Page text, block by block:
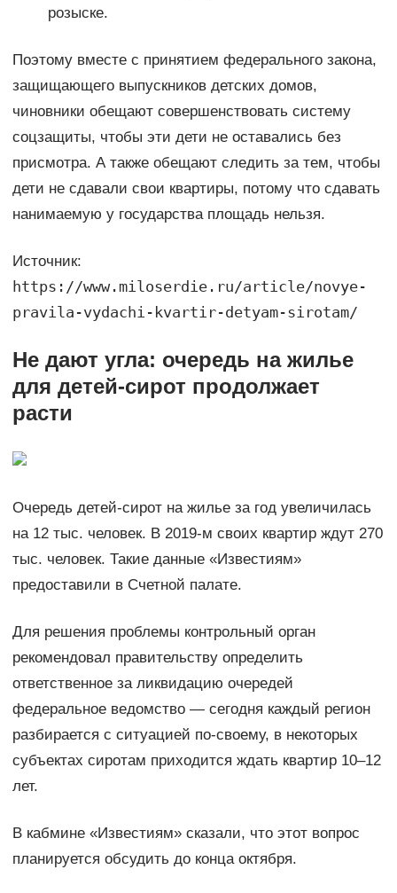
розыске.
Поэтому вместе с принятием федерального закона,
защищающего выпускников детских домов,
чиновники обещают совершенствовать систему
соцзащиты, чтобы эти дети не оставались без
присмотра. А также обещают следить за тем, чтобы
дети не сдавали свои квартиры, потому что сдавать
нанимаемую у государства площадь нельзя.
Источник:
https://www.miloserdie.ru/article/novye-
pravila-vydachi-kvartir-detyam-sirotam/
Не дают угла: очередь на жилье
для детей-сирот продолжает
расти
Очередь детей-сирот на жилье за год увеличилась
на 12 тыс. человек. В 2019-м своих квартир ждут 270
тыс. человек. Такие данные «Известиям»
предоставили в Счетной палате.
Для решения проблемы контрольный орган
рекомендовал правительству определить
ответственное за ликвидацию очередей
федеральное ведомство — сегодня каждый регион
разбирается с ситуацией по-своему, в некоторых
субъектах сиротам приходится ждать квартир 10–12
лет.
В кабмине «Известиям» сказали, что этот вопрос
планируется обсудить до конца октября.